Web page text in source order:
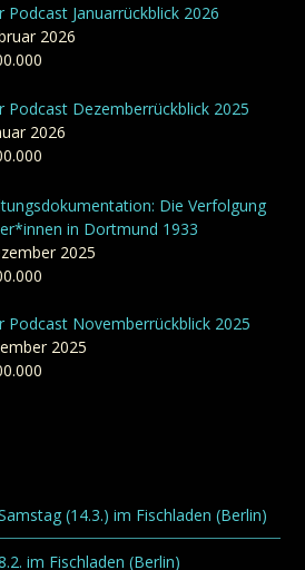
Podcast Januarrückblick 2026
2026
Podcast Dezemberrückblick 2025
2026
Die Verfolgung
in Dortmund 1933
2025
Podcast Novemberrückblick 2025
2025
(14.3.) im Fischladen (Berlin)
im Fischladen (Berlin)